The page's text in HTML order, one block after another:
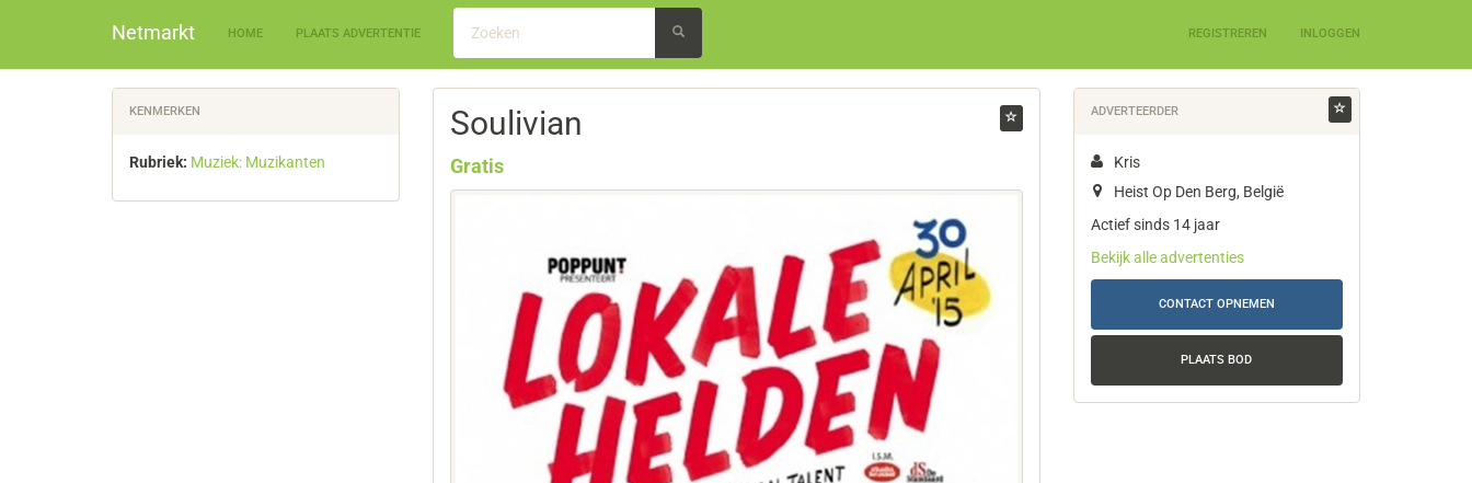
Netmarkt HOME PLAATS ADVERTENTIE REGISTREREN INLOGGEN
Soulivian
Gratis
KENMERKEN
Rubriek: Muziek: Muzikanten
ADVERTEERDER
Kris
Heist Op Den Berg, België
Actief sinds 14 jaar
Bekijk alle advertenties
CONTACT OPNEMEN
PLAATS BOD